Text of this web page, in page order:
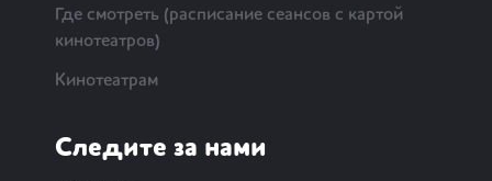
Где смотреть (расписание сеансов с картой
кинотеатров)
Кинотеатрам
Следите за нами